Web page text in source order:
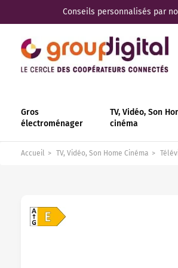
Conseils personnalisés par
Gros
électroménager
TV, Vidéo, Son
cinéma
Accueil TV, Vidéo, Son Home Cinéma